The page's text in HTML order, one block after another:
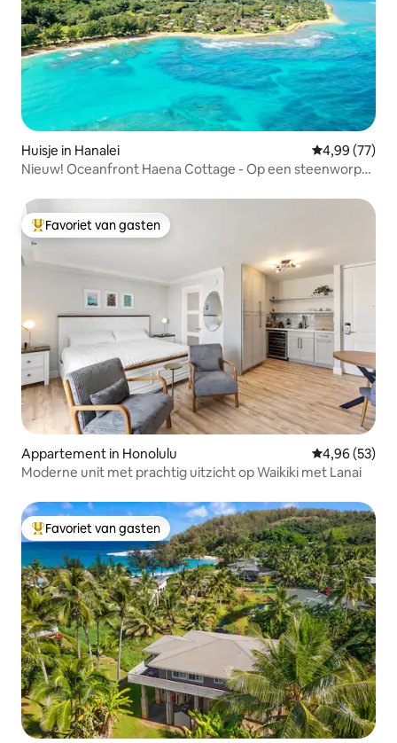
Huisje in Hanalei Gemiddelde
4,99 (77)
Nieuw! Oceanfront Haena Cottage - Op een steenworp
Topfavoriet van gasten
Favoriet van gasten
Appartement in Honolulu Gemiddelde
4,96 (53)
Moderne unit met prachtig uitzicht op Waikiki met Lanai
Topfavoriet van gasten
Favoriet van gasten